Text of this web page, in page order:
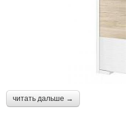
читать дальше →